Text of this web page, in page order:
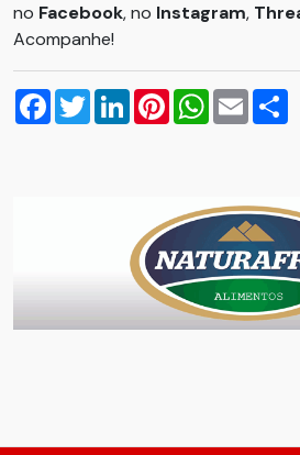
no Facebook, no Instagram,
Acompanhe!
Facebook
TwitterLinkedInPinterestWhatsApp
Email